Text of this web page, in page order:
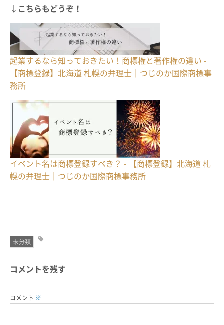
↓ こちらもどうぞ！
起業するなら知っておきたい！商標権と著作権の違い -
【商標登録】北海道 札幌の弁理士｜つじのか国際商標事
務所
イベント名は商標登録すべき？ - 【商標登録】北海道 札
幌の弁理士｜つじのか国際商標事務所
未分類
コメントを残す
コメント ※